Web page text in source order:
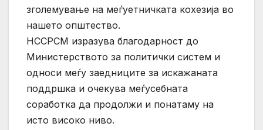
зголемување на меѓуетничката кохезија во
нашето општество.
НССРСМ изразува благодарност до
Министерството за политички систем и
односи меѓу заедниците за искажаната
поддршка и очекува меѓусебната
соработка да продолжи и понатаму на
исто високо ниво.